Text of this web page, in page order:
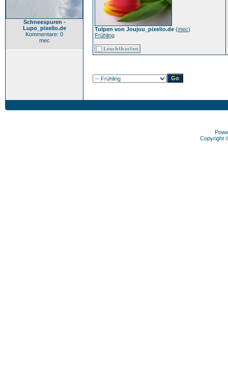
Schneespuren -
Lupo_pixelio.de
Kommentare: 0
mec
Tulpen von Joujou_pixelio.de (mec)
Frühling
Copyright